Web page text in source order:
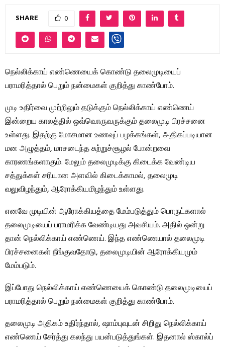
SHARE 0
நெல்லிக்காய் எண்ணெயைக் கொண்டு தலைமுடியைப்
பராமரித்தால் பெறும் நன்மைகள் குறித்து காண்போம்.
முடி உதிர்வை முற்றிலும் தடுக்கும் நெல்லிக்காய் எண்ணெய்
இன்றைய காலத்தில் ஒவ்வொருவருக்கும் தலைமுடி பிரச்சனை
உள்ளது. இதற்கு மோசமான உணவுப் பழக்கங்கள், அதிகப்படியான
மன அழுத்தம், மாசடைந்த சுற்றுச்சூழல் போன்றவை
காரணங்களாகும். மேலும் தலைமுடிக்கு கிடைக்க வேண்டிய
சத்துக்கள் சரியான அளவில் கிடைக்காமல், தலைமுடி
வலுவிழந்தும், ஆரோக்கியமிழந்தும் உள்ளது.
எனவே முடியின் ஆரோக்கியத்தை மேம்படுத்தும் பொருட்களால்
தலைமுடியைப் பராமரிக்க வேண்டியது அவசியம். அதில் ஒன்று
தான் நெல்லிக்காய் எண்ணெய். இந்த எண்ணெயால் தலைமுடி
பிரச்சனைகள் நீங்குவதோடு, தலைமுடியின் ஆரோக்கியமும்
மேம்படும்.
இப்போது நெல்லிக்காய் எண்ணெயைக் கொண்டு தலைமுடியைப்
பராமரித்தால் பெறும் நன்மைகள் குறித்து காண்போம்.
தலைமுடி அதிகம் உதிர்ந்தால், ஷாம்புவுடன் சிறிது நெல்லிக்காய்
எண்ணெய் சேர்த்து கலந்து பயன்படுத்துங்கள். இதனால் ஸ்கால்ப்